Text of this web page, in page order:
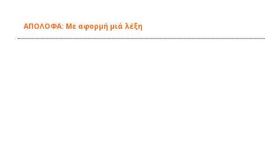
ΑΠΟΛΟΦΑ: Με αφορμή μιά λέξη